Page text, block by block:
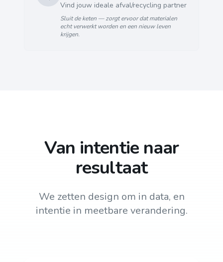
Vind jouw ideale afval/recycling partner
Sluit de keten — zorgt ervoor dat materialen
echt verwerkt worden en een nieuw leven
krijgen.
Van intentie naar
resultaat
We zetten design om in data, en
intentie in meetbare verandering.